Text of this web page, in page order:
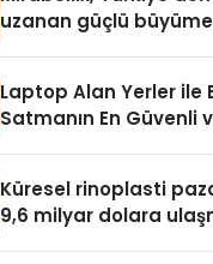
uzanan güçlü
Laptop Alan Yerler ile
Satmanın En Güvenli
Küresel rinoplasti
9,6 milyar dolara